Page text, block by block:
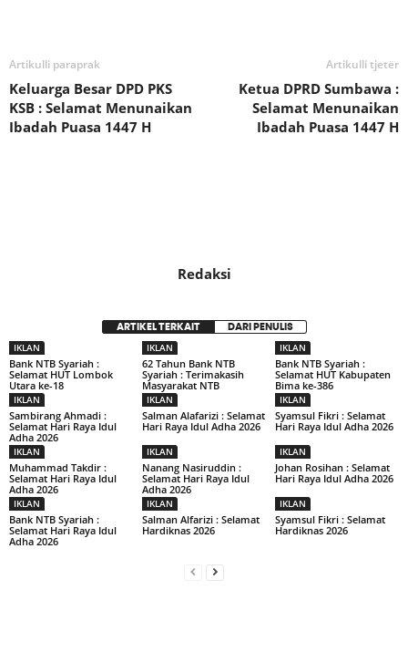
Artikulli paraprak
Keluarga Besar DPD PKS
KSB : Selamat Menunaikan
Ibadah Puasa 1447 H
Artikulli tjetër
Ketua DPRD Sumbawa :
Selamat Menunaikan
Ibadah Puasa 1447 H
Redaksi
ARTIKEL TERKAIT DARI PENULIS
IKLAN
Bank NTB Syariah :
Selamat HUT Lombok
Utara ke-18
IKLAN
62 Tahun Bank NTB
Syariah : Terimakasih
Masyarakat NTB
IKLAN
Bank NTB Syariah :
Selamat HUT Kabupaten
Bima ke-386
IKLAN
Sambirang Ahmadi :
Selamat Hari Raya Idul
Adha 2026
IKLAN
Salman Alafarizi : Selamat
Hari Raya Idul Adha 2026
IKLAN
Syamsul Fikri : Selamat
Hari Raya Idul Adha 2026
IKLAN
Muhammad Takdir :
Selamat Hari Raya Idul
Adha 2026
IKLAN
Nanang Nasiruddin :
Selamat Hari Raya Idul
Adha 2026
IKLAN
Johan Rosihan : Selamat
Hari Raya Idul Adha 2026
IKLAN
Bank NTB Syariah :
Selamat Hari Raya Idul
Adha 2026
IKLAN
Salman Alfarizi : Selamat
Hardiknas 2026
IKLAN
Syamsul Fikri : Selamat
Hardiknas 2026